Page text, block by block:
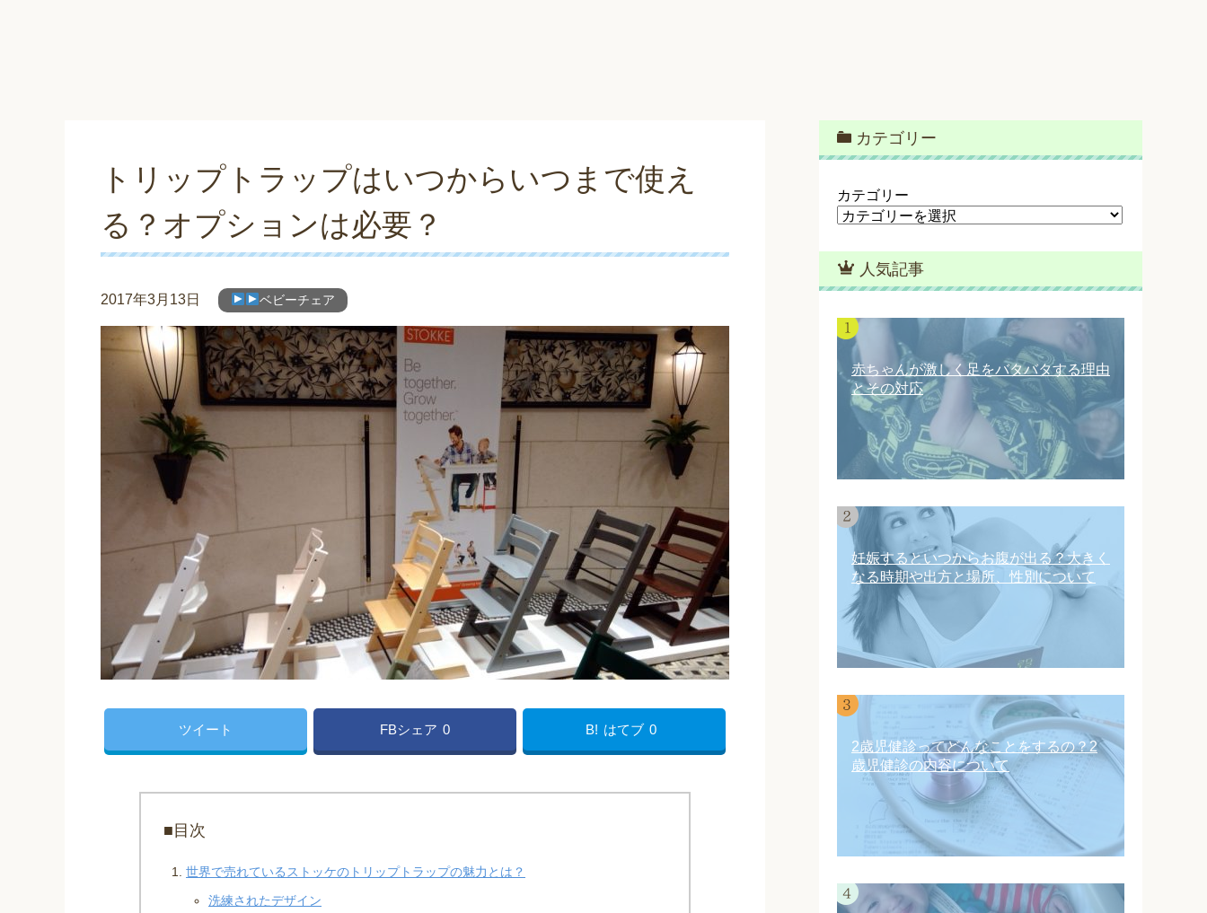
トリップトラップはいつからいつまで使え
る？オプションは必要？
2017年3月13日 ベビーチェア
ツイート FBシェア 0 B! はてブ 0
■目次
世界で売れているストッケのトリップトラップの魅力とは？
洗練されたデザイン
カテゴリー
カテゴリー
人気記事
赤ちゃんが激しく足をバタバタする理由
とその対応
妊娠するといつからお腹が出る？大きく
なる時期や出方と場所、性別について
2歳児健診ってどんなことをするの？2
歳児健診の内容について